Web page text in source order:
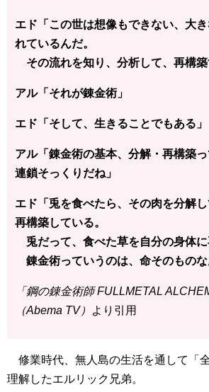
エド「この世は想像もできない、大
れているんだ。
その流れを知り、分析して、再構築
アル「それが錬金術」
エド「そして、生きることでもある」
アル「錬金術の基本、分解・再構築
連鎖そっくりだね」
エド「兎を食べたら、その肉を分解
再構築している。
兎だって、食べた草を自分の身体に
錬金術っていうのは、命そのものな
「鋼の錬金術師 FULLMETAL
（Abema TV）
より引用
修業時代、無人島の生活を通して「
理解したエルリック兄弟。